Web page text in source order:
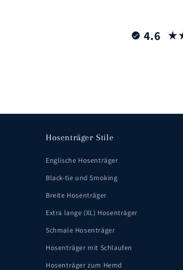
4.6
Hosenträger Stile
Englische Hosenträger
Black-tie und Smoking
Breite Hosenträger
Extra lange (XL) Hosenträger
Schmale Hosenträger
Hosenträger mit Schlaufen
Hosenträger zum Hemd